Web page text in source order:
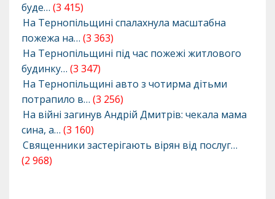
буде… (3 415)
На Тернопільщині спалахнула масштабна
пожежа на… (3 363)
На Тернопільщині під час пожежі житлового
будинку… (3 347)
На Тернопільщині авто з чотирма дітьми
потрапило в… (3 256)
На війні загинув Андрій Дмитрів: чекала мама
сина, а… (3 160)
Священники застерігають вірян від послуг…
(2 968)